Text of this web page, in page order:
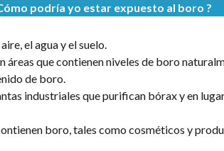
podría yo estar expuesto al boro ?
el agua y el suelo.
áreas que contienen niveles de boro
de boro.
industriales que purifican bórax y en
boro, tales como cosméticos y